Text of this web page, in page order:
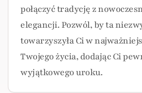
połączyć tradycję z
elegancji. Pozwól, by ta
towarzyszyła Ci w
Twojego życia, dodając Ci
wyjątkowego uroku.